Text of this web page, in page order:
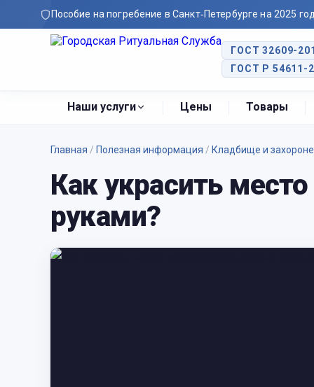
Пособие на погребение в Санкт‑Петербурге на 2025
ГОСТ 32609-
ГОСТ Р 54611-
Наши услуги Цены Товары
Главная / Полезная информация / Кладбище и
Как украсить
руками?